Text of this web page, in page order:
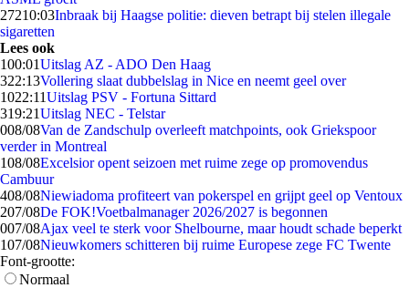
27210:03Inbraak bij Haagse politie: dieven betrapt bij stelen illegale
sigaretten
Lees ook
100:01Uitslag AZ - ADO Den Haag
322:13Vollering slaat dubbelslag in Nice en neemt geel over
1022:11Uitslag PSV - Fortuna Sittard
319:21Uitslag NEC - Telstar
008/08Van de Zandschulp overleeft matchpoints, ook Griekspoor
verder in Montreal
108/08Excelsior opent seizoen met ruime zege op promovendus
Cambuur
408/08Niewiadoma profiteert van pokerspel en grijpt geel op Ventoux
207/08De FOK!Voetbalmanager 2026/2027 is begonnen
007/08Ajax veel te sterk voor Shelbourne, maar houdt schade beperkt
107/08Nieuwkomers schitteren bij ruime Europese zege FC Twente
Font-grootte:
Normaal